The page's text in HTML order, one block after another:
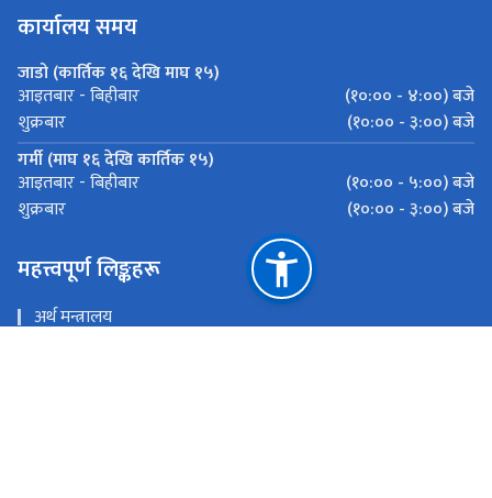
कार्यालय समय
जाडो (कार्तिक १६ देखि माघ १५)
आइतबार - बिहीबार
(१०:०० - ४:००) बजे
शुक्रबार
(१०:०० - ३:००) बजे
गर्मी (माघ १६ देखि कार्तिक १५)
आइतबार - बिहीबार
(१०:०० - ५:००) बजे
शुक्रबार
(१०:०० - ३:००) बजे
महत्त्वपूर्ण लिङ्कहरू
अर्थ मन्त्रालय